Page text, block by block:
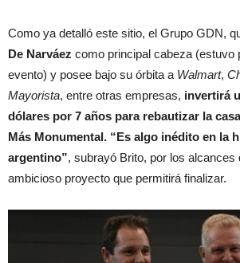
Como ya detalló este sitio, el Grupo GDN,
De Narváez como principal cabeza (estuvo
evento) y posee bajo su órbita a Walmart,
Mayorista, entre otras empresas, invertirá
dólares por 7 años para rebautizar la
Más Monumental. “Es algo inédito en la
argentino”, subrayó Brito, por los alcances
ambicioso proyecto que permitirá finalizar.